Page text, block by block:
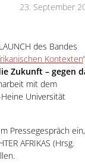
23. September
des Bandes
Kontexten“
Zukunft – gegen
mit dem
Universität
Pressegespräch ein,
AFRIKAS (Hrsg.